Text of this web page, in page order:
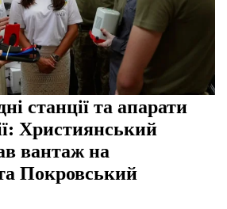
станції та апарати
Християнський
вантаж на
Покровський